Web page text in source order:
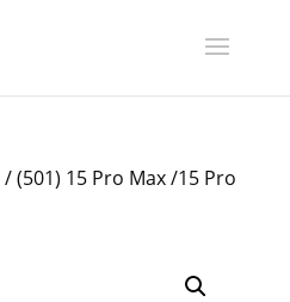
/ (501) 15 Pro Max /15 Pro